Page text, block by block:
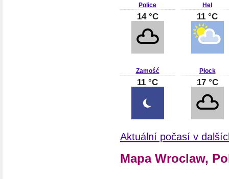
Police
14 °C
Hel
11 °C
Zamość
11 °C
Płock
17 °C
Aktuální počasí v
Mapa Wroclaw,